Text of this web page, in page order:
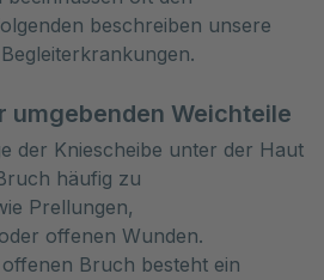
beschreiben unsere
umgebenden Weichteile
der Kniescheibe unter der Haut
häufig zu
Prellungen,
offenen Wunden.
Bruch besteht ein